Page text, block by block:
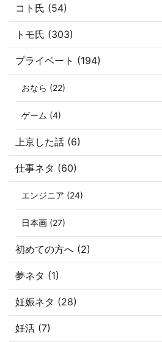
コト氏 (54)
トモ氏 (303)
プライベート (194)
おなら (22)
ゲーム (4)
上京した話 (6)
仕事ネタ (60)
エンジニア (24)
日本画 (27)
初めての方へ (2)
夢ネタ (1)
妊娠ネタ (28)
妊活 (7)